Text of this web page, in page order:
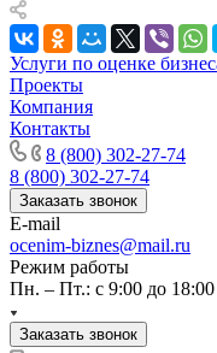
Услуги по оценке
Проекты
Компания
Контакты
8 (800) 302-27-74
8 (800) 302-27-74
Заказать звонок
E-mail
ocenim-biznes@mail.ru
Режим работы
Пн. – Пт.: с 9:00 до 18:00
Заказать звонок
Канаш
Кандалакша
Канск
Карачев
Карпинск
Касли
Каспийск
Кашира
Кемерово
Керчь
Кизляр
Кимры
Кингисепп